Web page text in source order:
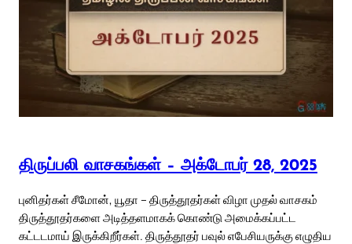
திருப்பலி வாசகங்கள் – அக்டோபர் 28, 2025
புனிதர்கள் சீமோன், யூதா – திருத்தூதர்கள் விழா முதல் வாசகம்
திருத்தூதர்களை அடித்தளமாகக் கொண்டு அமைக்கப்பட்ட
கட்டடமாய் இருக்கிறீர்கள். திருத்தூதர் பவுல் எபேசியருக்கு எழுதிய